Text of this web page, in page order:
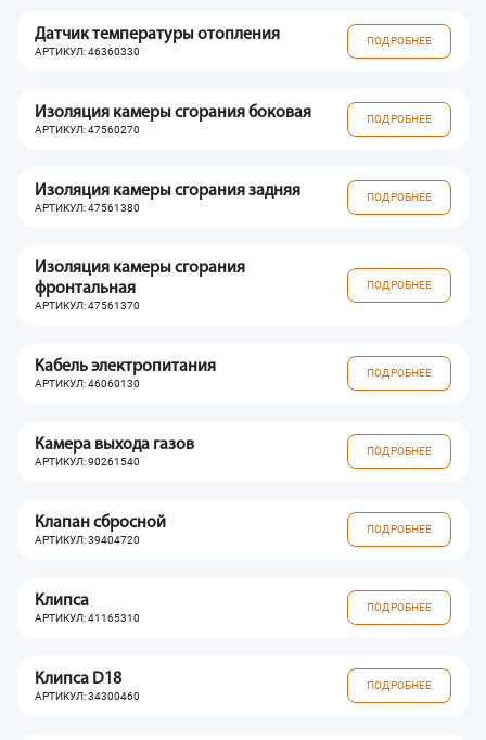
Датчик температуры отопления
АРТИКУЛ: 46360330
ПОДРОБНЕЕ
Изоляция камеры сгорания боковая
АРТИКУЛ: 47560270
ПОДРОБНЕЕ
Изоляция камеры сгорания задняя
АРТИКУЛ: 47561380
ПОДРОБНЕЕ
Изоляция камеры сгорания
фронтальная
АРТИКУЛ: 47561370
ПОДРОБНЕЕ
Кабель электропитания
АРТИКУЛ: 46060130
ПОДРОБНЕЕ
Камера выхода газов
АРТИКУЛ: 90261540
ПОДРОБНЕЕ
Клапан сбросной
АРТИКУЛ: 39404720
ПОДРОБНЕЕ
Клипса
АРТИКУЛ: 41165310
ПОДРОБНЕЕ
Клипса D18
АРТИКУЛ: 34300460
ПОДРОБНЕЕ